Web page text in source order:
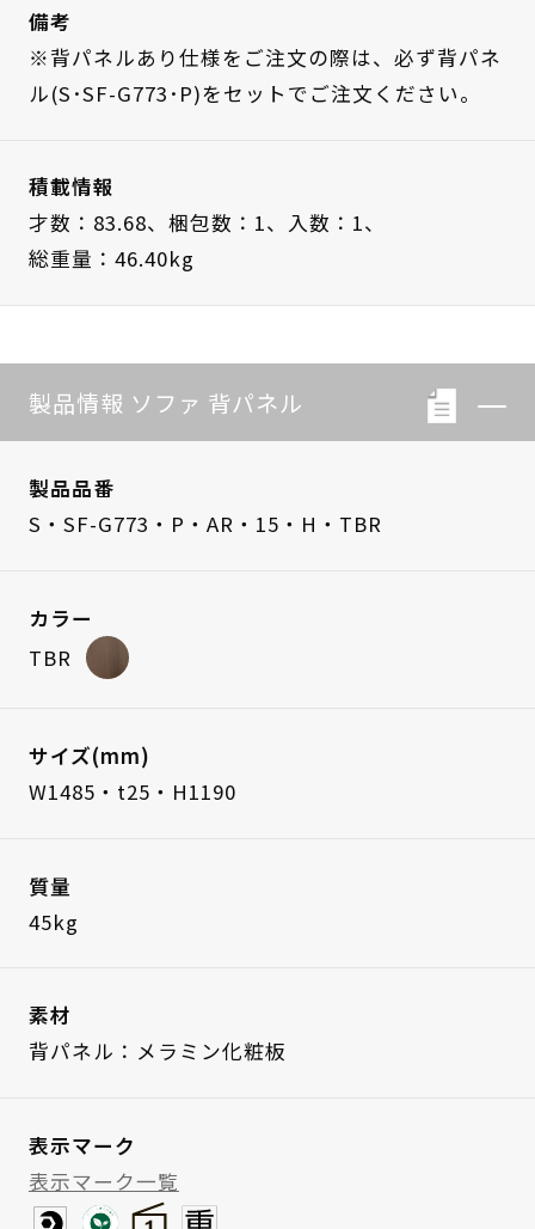
備考
※背パネルあり仕様をご注文の際は、必ず背パネ
ル(S･SF-G773･P)をセットでご注文ください。
積載情報
才数：83.68、 梱包数：1、 入数：1、
総重量：46.40kg
製品情報 ソファ 背パネル
製品品番
S・SF-G773・P・AR・15・H・TBR
カラー
TBR
サイズ(mm)
W1485・t25・H1190
質量
45kg
素材
背パネル：メラミン化粧板
表示マーク
表示マーク一覧